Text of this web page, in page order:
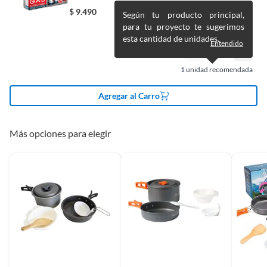
Alimentos, bebidas, medicamentos, suplementos alimenticios,
vitaminas, entre otros análogos.
Pinturas de un color a solicitud.
camping
cocinar
Baritu 2P
$ 9.490
1unidad recomendada
Según tu producto principal,
para tu proyecto te sugerimos
esta cantidad de unidades.Entendido
Agregar al Carro
Más opciones para elegir